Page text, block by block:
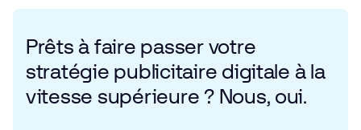
Prêts à faire passer votre
stratégie publicitaire digitale à la
vitesse supérieure ? Nous, oui.